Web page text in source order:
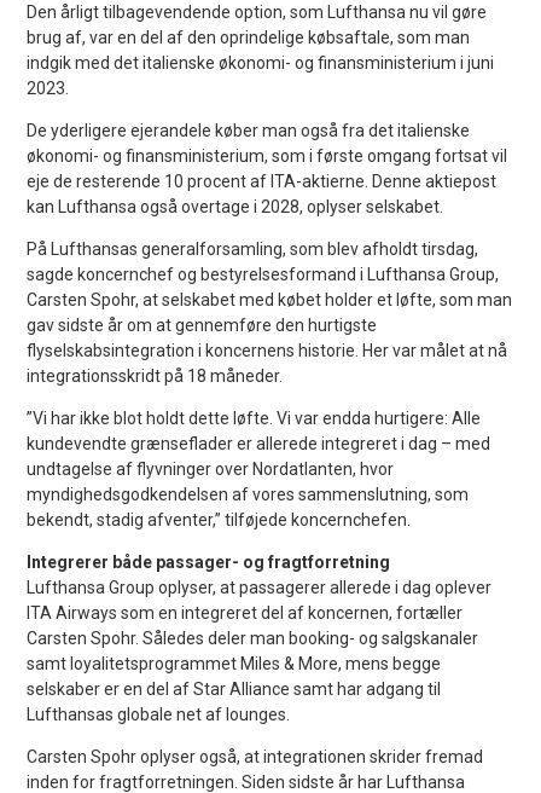
Den årligt tilbagevendende option, som Lufthansa nu vil gøre
brug af, var en del af den oprindelige købsaftale, som man
indgik med det italienske økonomi- og finansministerium i juni
2023.
De yderligere ejerandele køber man også fra det italienske
økonomi- og finansministerium, som i første omgang fortsat vil
eje de resterende 10 procent af ITA-aktierne. Denne aktiepost
kan Lufthansa også overtage i 2028, oplyser selskabet.
På Lufthansas generalforsamling, som blev afholdt tirsdag,
sagde koncernchef og bestyrelsesformand i Lufthansa Group,
Carsten Spohr, at selskabet med købet holder et løfte, som man
gav sidste år om at gennemføre den hurtigste
flyselskabsintegration i koncernens historie. Her var målet at nå
integrationsskridt på 18 måneder.
”Vi har ikke blot holdt dette løfte. Vi var endda hurtigere: Alle
kundevendte grænseflader er allerede integreret i dag – med
undtagelse af flyvninger over Nordatlanten, hvor
myndighedsgodkendelsen af vores sammenslutning, som
bekendt, stadig afventer,” tilføjede koncernchefen.
Integrerer både passager- og fragtforretning
Lufthansa Group oplyser, at passagerer allerede i dag oplever
ITA Airways som en integreret del af koncernen, fortæller
Carsten Spohr. Således deler man booking- og salgskanaler
samt loyalitetsprogrammet Miles & More, mens begge
selskaber er en del af Star Alliance samt har adgang til
Lufthansas globale net af lounges.
Carsten Spohr oplyser også, at integrationen skrider fremad
inden for fragtforretningen. Siden sidste år har Lufthansa